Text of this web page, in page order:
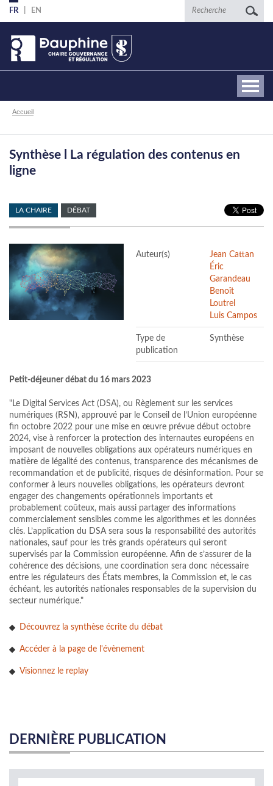
Aller
au
contenu
principal
FR EN Recherche
Fil
Accueil
Synthèse l La régulation des contenus en
ligne
LA CHAIRE DÉBAT
Auteur(s)
Jean Cattan
Éric
Garandeau
Benoît
Loutrel
Luis Campos
Type de
publication
Synthèse
Petit-déjeuner débat du 16 mars 2023
"Le Digital Services Act (DSA), ou Règlement sur les services
numériques (RSN), approuvé par le Conseil de l’Union européenne
fin octobre 2022 pour une mise en œuvre prévue début octobre
2024, vise à renforcer la protection des internautes européens en
imposant de nouvelles obligations aux opérateurs numériques en
matière de légalité des contenus, transparence des mécanismes de
recommandation et de publicité, risques de désinformation. Pour se
conformer à leurs nouvelles obligations, les opérateurs devront
engager des changements opérationnels importants et
probablement coûteux, mais aussi partager des informations
commercialement sensibles comme les algorithmes et les données
clés. L’application du DSA sera sous la responsabilité des autorités
nationales, sauf pour les très grands opérateurs qui seront
supervisés par la Commission européenne. Afin de s’assurer de la
cohérence des décisions, une coordination sera donc nécessaire
entre les régulateurs des États membres, la Commission et, le cas
échéant, les autorités nationales responsables de la supervision du
secteur numérique."
Découvrez la synthèse écrite du débat
Accéder à la page de l'évènement
Visionnez le replay
DERNIÈRE PUBLICATION